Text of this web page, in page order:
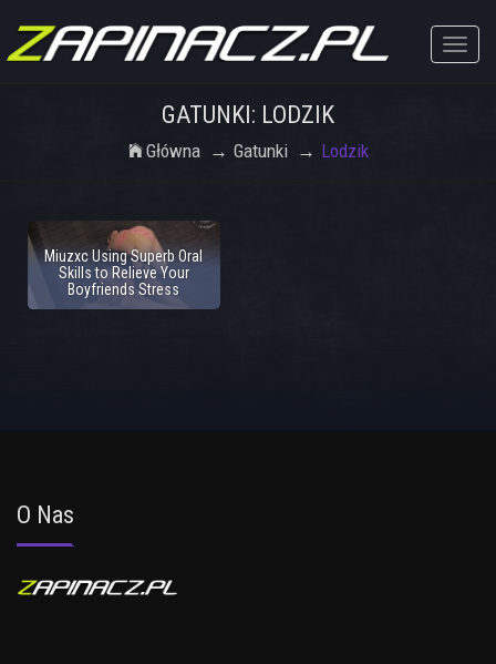
Toggle
GATUNKI: LODZIK
Główna Gatunki Lodzik
Miuzxc Using Superb Oral
Skills to Relieve Your
Boyfriends Stress
O Nas